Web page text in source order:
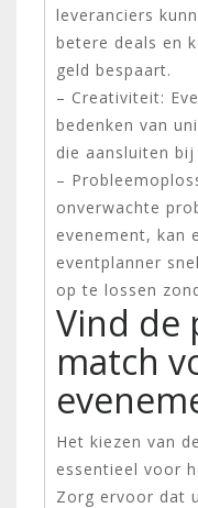
leveranciers
betere deals en
geld bespaart.
– Creativiteit:
bedenken van
die aansluiten
–
onverwachte
evenement, kan
eventplanner
op te lossen
Vind de
match
Het kiezen van
essentieel voor
Zorg ervoor dat